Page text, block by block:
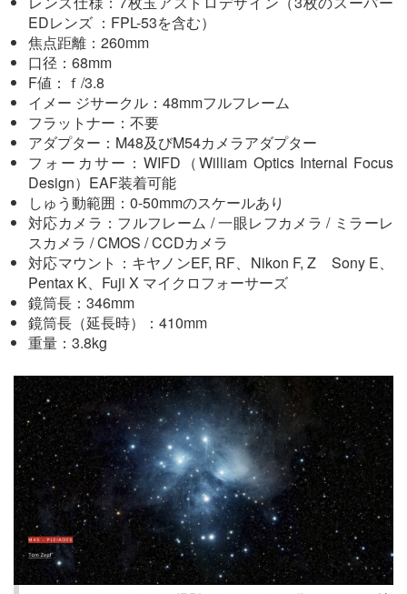
EDレンズ ：FPL-53を含む）
焦点距離：260mm
口径：68mm
F値：ｆ/3.8
イメー ジサークル：48mmフルフレーム
フラットナー：不要
アダプター：M48及びM54カメラアダプター
フォーカサー：WIFD（William Optics Internal Focus
Design）EAF装着可能
しゅう動範囲：0-50mmのスケールあり
対応カメラ：フルフレーム / 一眼レフカメラ / ミラーレ
スカメラ / CMOS / CCDカメラ
対応マウント：キヤノンEF, RF、Nikon F, Z Sony E、
Pentax K、Fuji X マイクロフォーサーズ
鏡筒長：346mm
鏡筒長（延長時）：410mm
重量：3.8kg